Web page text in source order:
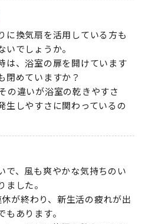
に換気扇を活用している方も
いでしょうか。
は、浴室の扉を開けています
閉めていますか？
の違いが浴室の乾きやすさ
生しやすさに関わっているの
で、 風も爽やかな気持ちのい
ました。
休が終わり、 新生活の疲れが出
もあります。